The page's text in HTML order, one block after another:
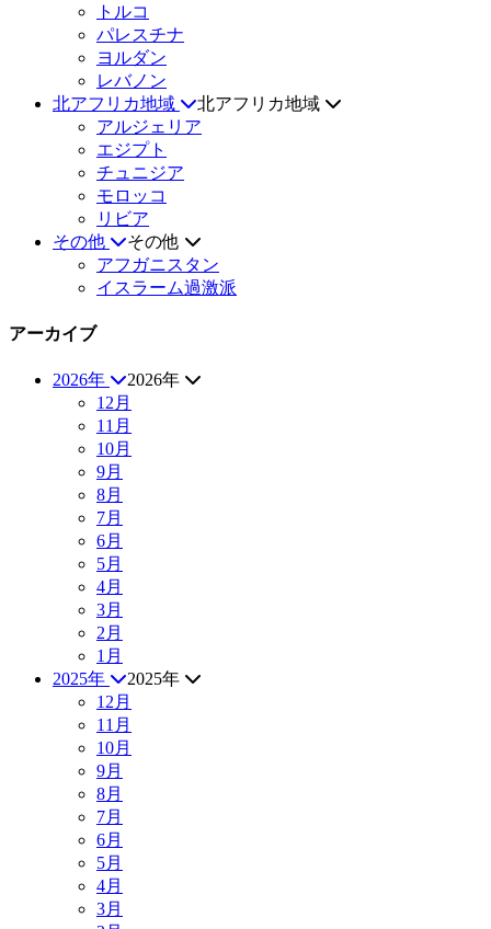
トルコ
パレスチナ
ヨルダン
レバノン
北アフリカ地域
北アフリカ地域
アルジェリア
エジプト
チュニジア
モロッコ
リビア
その他
その他
アフガニスタン
イスラーム過激派
アーカイブ
2026年
2026年
12月
11月
10月
9月
8月
7月
6月
5月
4月
3月
2月
1月
2025年
2025年
12月
11月
10月
9月
8月
7月
6月
5月
4月
3月